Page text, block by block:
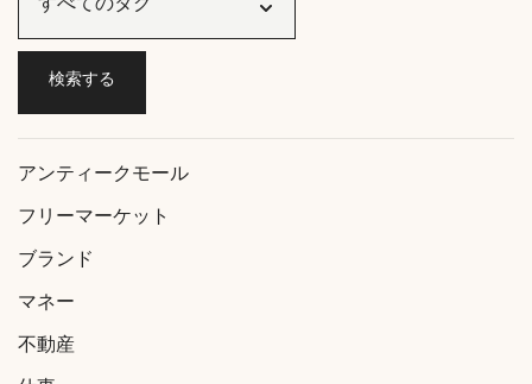
アンティークモール
フリーマーケット
ブランド
マネー
不動産